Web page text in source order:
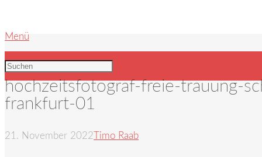
Menü
hochzeitsfotograf-freie-trauung-
frankfurt-01
21. November 2022 Timo Raab